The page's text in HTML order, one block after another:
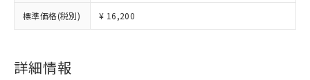
標準価格(税別) ¥ 16,200
詳細情報